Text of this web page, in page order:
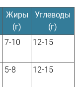
Жиры
(г)
Углеводы
(г)
7-10 12-15
5-8 12-15